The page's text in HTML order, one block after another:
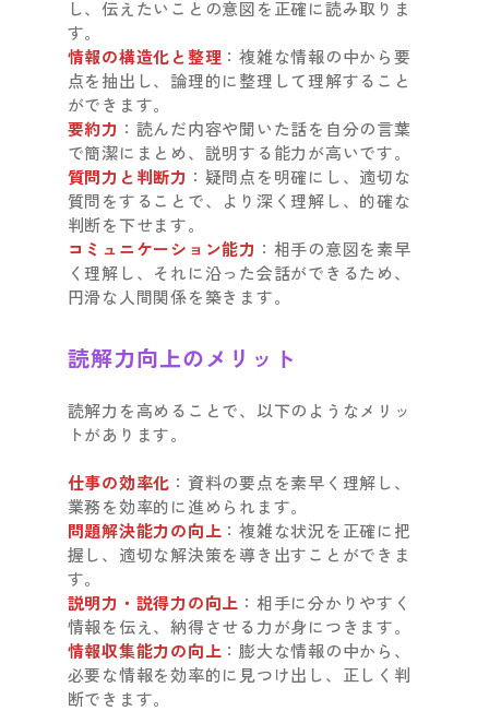
し、伝えたいことの意図を正確に読み取りま
す。
情報の構造化と整理 ：複雑な情報の中から要
点を抽出し、論理的に整理して理解すること
ができます。
要約力 ：読んだ内容や聞いた話を自分の言葉
で簡潔にまとめ、説明する能力が高いです。
質問力と判断力 ：疑問点を明確にし、適切な
質問をすることで、より深く理解し、的確な
判断を下せます。
コミュニケーション能力 ：相手の意図を素早
く理解し、それに沿った会話ができるため、
円滑な人間関係を築きます。
読解力向上のメリット
読解力を高めることで、以下のようなメリッ
トがあります。
仕事の効率化 ：資料の要点を素早く理解し、
業務を効率的に進められます。
問題解決能力の向上 ：複雑な状況を正確に把
握し、適切な解決策を導き出すことができま
す。
説明力・説得力の向上 ：相手に分かりやすく
情報を伝え、納得させる力が身につきます。
情報収集能力の向上 ：膨大な情報の中から、
必要な情報を効率的に見つけ出し、正しく判
断できます。